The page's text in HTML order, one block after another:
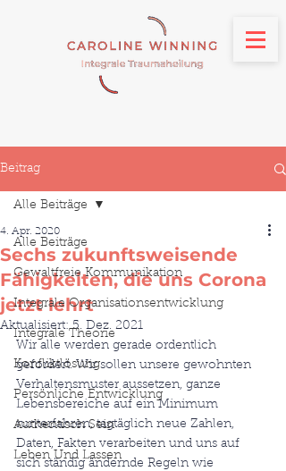
Beitrag
Alle Beiträge
Gewaltfreie Kommunikation
Integrale Organisationsentwicklung
Integrale Theorie
Konfliktlösung
Persönliche Entwicklung
Authentisch Sein
Leben Und Lassen
Alle Beiträge
Sechs zukunftsweisende
Fähigkeiten, die uns Corona
jetzt lehrt
4. Apr. 2020
Aktualisiert:5. Dez. 2021
Wir alle werden gerade ordentlich
gefordert. Wir sollen unsere gewohnten
Verhaltensmuster aussetzen, ganze
Lebensbereiche auf ein Minimum
runterfahren, tagtäglich neue Zahlen,
Daten, Fakten verarbeiten und uns auf
sich ständig ändernde Regeln wie